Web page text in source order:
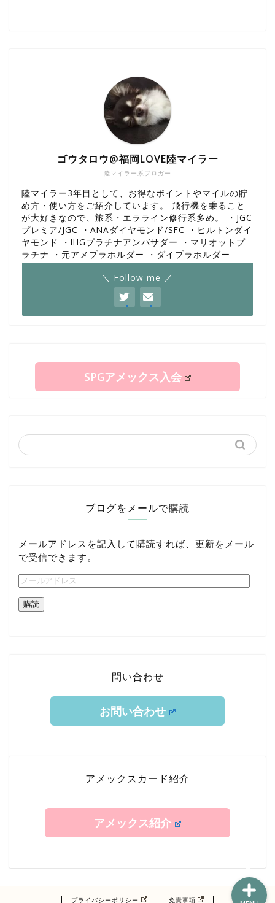
陸マイラー系ブロガー
ゴウタロウ@福岡LOVE陸マイラー
陸マイラー3年目として、お得なポイントやマイルの貯
め方・使い方をご紹介しています。 飛行機を乗ること
が大好きなので、旅系・エラライン修行系多め。 ・JGC
プレミア/JGC ・ANAダイヤモンド/SFC ・ヒルトンダイ
ヤモンド ・IHGプラチナアンバサダー ・マリオットプ
ラチナ ・元アメプラホルダー ・ダイプラホルダー
＼ Follow me ／
SPGアメックス入会
ブログをメールで購読
メールアドレスを記入して購読すれば、更新をメール
で受信できます。
購読
問い合わせ
お問い合わせ
アメックスカード紹介
アメックス紹介
プライバシーポリシー 免責事項
エアライン修行